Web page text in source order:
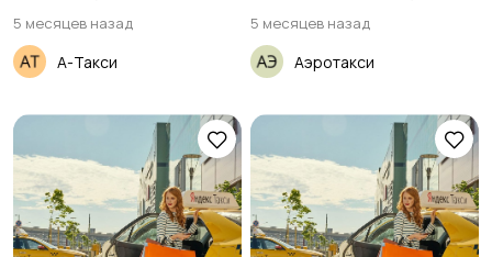
5 месяцев назад
А-Такси
5 месяцев назад
Аэротакси